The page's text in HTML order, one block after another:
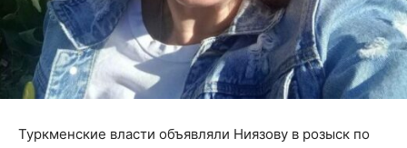
Туркменские власти объявляли Ниязову в розыск по